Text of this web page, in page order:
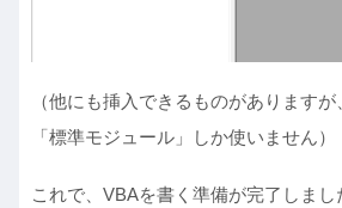
（他にも挿入できるものがあります
「標準モジュール」しか使いません）
これで、VBAを書く準備が完了しまし